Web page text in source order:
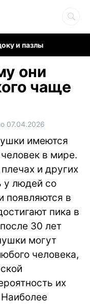
и пазлы
они
чаще
07.04.2026
имеются
в мире.
и других
у людей со
появляются в
пика в
30 лет
могут
человека,
их